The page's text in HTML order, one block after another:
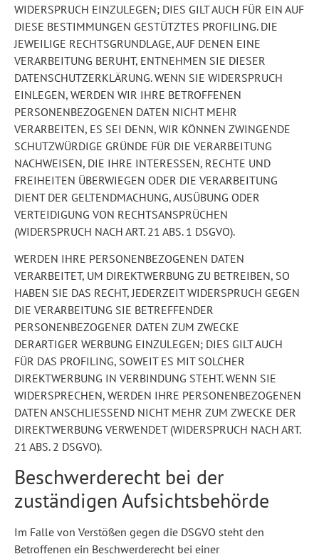
WIDERSPRUCH EINZULEGEN; DIES GILT AUCH FÜR EIN AUF
DIESE BESTIMMUNGEN GESTÜTZTES PROFILING. DIE
JEWEILIGE RECHTSGRUNDLAGE, AUF DENEN EINE
VERARBEITUNG BERUHT, ENTNEHMEN SIE DIESER
DATENSCHUTZERKLÄRUNG. WENN SIE WIDERSPRUCH
EINLEGEN, WERDEN WIR IHRE BETROFFENEN
PERSONENBEZOGENEN DATEN NICHT MEHR
VERARBEITEN, ES SEI DENN, WIR KÖNNEN ZWINGENDE
SCHUTZWÜRDIGE GRÜNDE FÜR DIE VERARBEITUNG
NACHWEISEN, DIE IHRE INTERESSEN, RECHTE UND
FREIHEITEN ÜBERWIEGEN ODER DIE VERARBEITUNG
DIENT DER GELTENDMACHUNG, AUSÜBUNG ODER
VERTEIDIGUNG VON RECHTSANSPRÜCHEN
(WIDERSPRUCH NACH ART. 21 ABS. 1 DSGVO).
WERDEN IHRE PERSONENBEZOGENEN DATEN
VERARBEITET, UM DIREKTWERBUNG ZU BETREIBEN, SO
HABEN SIE DAS RECHT, JEDERZEIT WIDERSPRUCH GEGEN
DIE VERARBEITUNG SIE BETREFFENDER
PERSONENBEZOGENER DATEN ZUM ZWECKE
DERARTIGER WERBUNG EINZULEGEN; DIES GILT AUCH
FÜR DAS PROFILING, SOWEIT ES MIT SOLCHER
DIREKTWERBUNG IN VERBINDUNG STEHT. WENN SIE
WIDERSPRECHEN, WERDEN IHRE PERSONENBEZOGENEN
DATEN ANSCHLIESSEND NICHT MEHR ZUM ZWECKE DER
DIREKTWERBUNG VERWENDET (WIDERSPRUCH NACH ART.
21 ABS. 2 DSGVO).
Beschwerde­recht bei der
zuständigen Aufsichts­behörde
Im Falle von Verstößen gegen die DSGVO steht den
Betroffenen ein Beschwerderecht bei einer